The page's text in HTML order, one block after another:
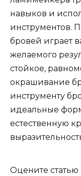
навыков и
инструментов.
бровей играет
желаемого
стойкое,
окрашивание
инструменту
идеальные
естественную
Оцените статью